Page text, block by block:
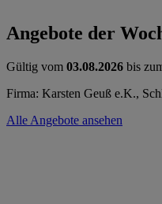
Angebote der
Gültig vom 03.08.2026 bis
Firma: Karsten Geuß e.K.,
Alle Angebote ansehen